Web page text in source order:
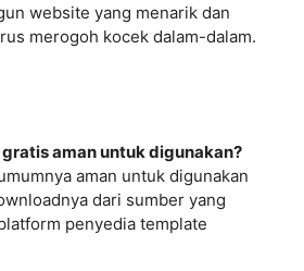
website yang menarik dan
merogoh kocek dalam-dalam.
aman untuk digunakan?
aman untuk digunakan
dari sumber yang
penyedia template